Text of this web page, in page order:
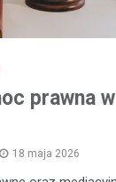
prawna
18 maja 2026